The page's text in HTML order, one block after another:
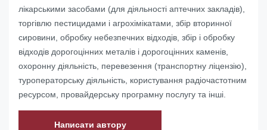
лікарськими засобами (для діяльності аптечних закладів),
торгівлю пестицидами і агрохімікатами, збір вторинної
сировини, обробку небезпечних відходів, збір і обробку
відходів дорогоцінних металів і дорогоцінних каменів,
охоронну діяльність, перевезення (транспортну ліцензію),
туроператорську діяльність, користування радіочастотним
ресурсом, провайдерську програмну послугу та інші.
Написати автору